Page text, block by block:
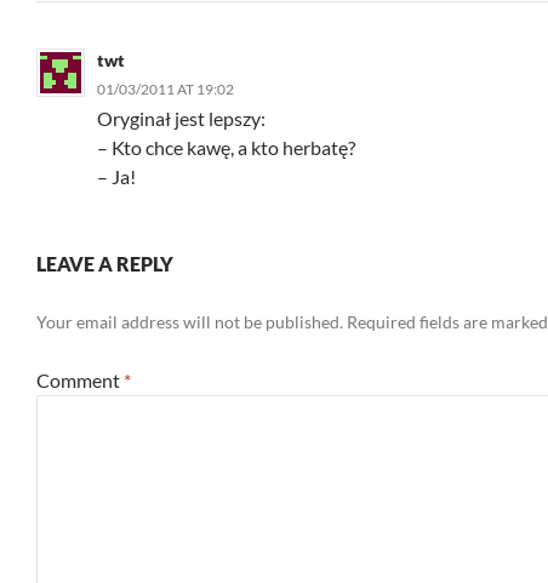
twt
01/03/2011 AT 19:02
Oryginał jest lepszy:
– Kto chce kawę, a kto herbatę?
– Ja!
LEAVE A REPLY
Your email address will not be published. Required fields are marked
Comment *